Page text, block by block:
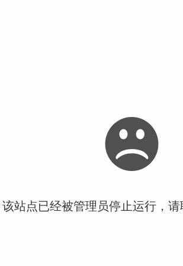
站点已经被管理员停止运行，